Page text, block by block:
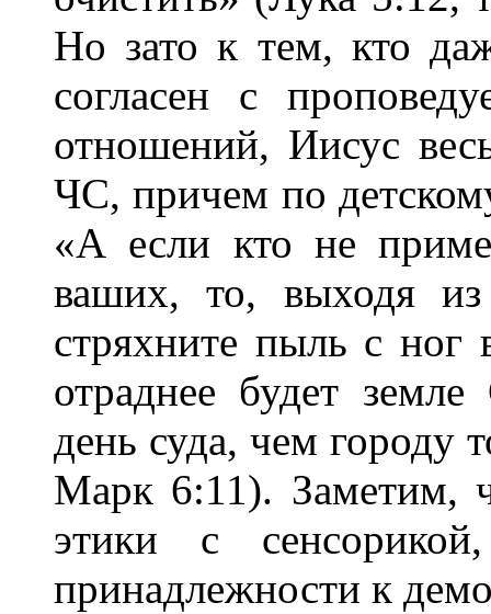
Но зато к тем, кто
согласен с
отношений, Иисус
ЧС, причем по
«А если кто не
ваших, то, выходя
стряхните пыль с
отраднее будет
день суда, чем городу
Марк 6:11). Заметим,
этики с
принадлежности к